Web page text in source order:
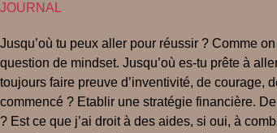
JOURNAL
Jusqu’où tu peux aller pour réussir ? Comme
question de mindset. Jusqu’où es-tu prête à
toujours faire preuve d’inventivité, de courage,
commencé ? Etablir une stratégie financière.
? Est ce que j’ai droit à des aides, si oui, à